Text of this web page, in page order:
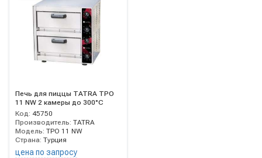
Печь для пиццы TATRA TPO
11 NW 2 камеры до 300°С
Код: 45750
Производитель: TATRA
Модель: TPO 11 NW
Страна: Турция
цена по запросу